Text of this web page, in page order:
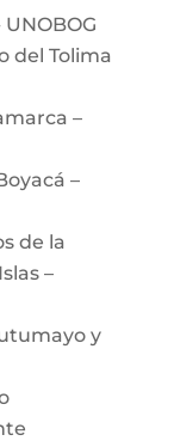
del Tolima
–
–
de la
–
y